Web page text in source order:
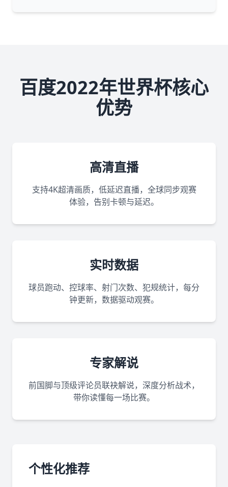
百度2022年世界杯核心
优势
高清直播
支持4K超清画质，低延迟直播，全球同步观赛
体验，告别卡顿与延迟。
实时数据
球员跑动、控球率、射门次数、犯规统计，每分
钟更新，数据驱动观赛。
专家解说
前国脚与顶级评论员联袂解说，深度分析战术，
带你读懂每一场比赛。
个性化推荐